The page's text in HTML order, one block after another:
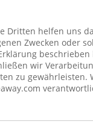
Dritten helfen uns
Zwecken oder
wir
zu gewährleisten.